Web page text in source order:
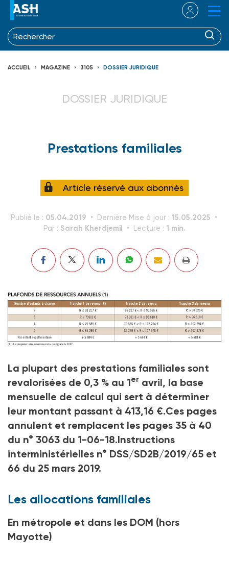
ACCUEIL MAGAZINE 3105 DOSSIER JURIDIQUE
DOSSIER JURIDIQUE
Prestations familiales
Article réservé aux abonnés
Publié le : 05.04.2019 Dernière Mise à jour : 15.05.2025
Par : Sarah Kherdjemil Lecture : 1 min.
Crédit photo Sarah Kherdjemil
La plupart des prestations familiales sont
revalorisées de 0,3 % au 1er avril, la base
mensuelle de calcul qui sert à déterminer
leur montant passant à 413,16 €.Ces pages
annulent et remplacent les pages 35 à 40
du n° 3063 du 1-06-18.Instructions
interministérielles n° DSS/SD2B/2019/65 et
66 du 25 mars 2019.
Les allocations familiales
En métropole et dans les DOM (hors
Mayotte)